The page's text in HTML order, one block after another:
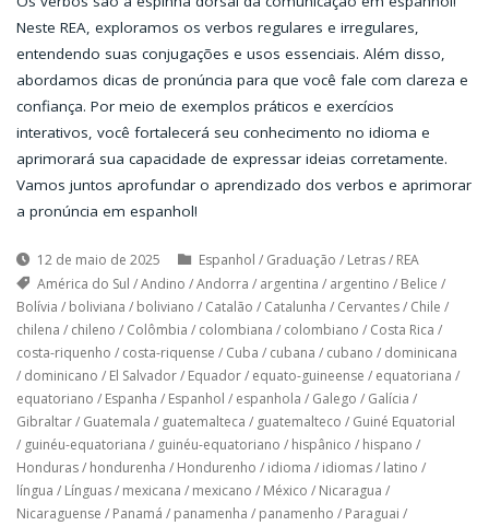
Neste REA, exploramos os verbos regulares e irregulares,
entendendo suas conjugações e usos essenciais. Além disso,
abordamos dicas de pronúncia para que você fale com clareza e
confiança. Por meio de exemplos práticos e exercícios
interativos, você fortalecerá seu conhecimento no idioma e
aprimorará sua capacidade de expressar ideias corretamente.
Vamos juntos aprofundar o aprendizado dos verbos e aprimorar
a pronúncia em espanhol!
12 de maio de 2025 Espanhol / Graduação / Letras/ REA
América do Sul /Andino /Andorra / argentina / argentino / Belice /
Bolívia / boliviana / boliviano / Catalão / Catalunha / Cervantes/ Chile /
chilena / chileno / Colômbia / colombiana / colombiano / Costa Rica /
costa-riquenho / costa-riquense / Cuba / cubana / cubano / dominicana
/ dominicano / El Salvador/ Equador/ equato-guineense / equatoriana /
equatoriano / Espanha / Espanhol / espanhola / Galego / Galícia /
Gibraltar/ Guatemala / guatemalteca / guatemalteco / Guiné Equatorial
/ guinéu-equatoriana / guinéu-equatoriano / hispânico / hispano /
Honduras/ hondurenha / Hondurenho / idioma / idiomas/ latino /
língua / Línguas/ mexicana / mexicano / México / Nicaragua /
Nicaraguense / Panamá / panamenha / panamenho / Paraguai /